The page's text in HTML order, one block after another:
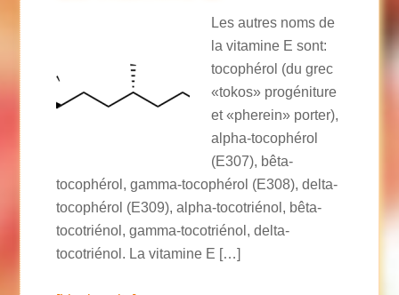
Les autres noms de
la vitamine E sont:
tocophérol (du grec
«tokos» progéniture
et «pherein» porter),
alpha-tocophérol
(E307), bêta-
tocophérol, gamma-tocophérol (E308), delta-
tocophérol (E309), alpha-tocotriénol, bêta-
tocotriénol, gamma-tocotriénol, delta-
tocotriénol. La vitamine E […]